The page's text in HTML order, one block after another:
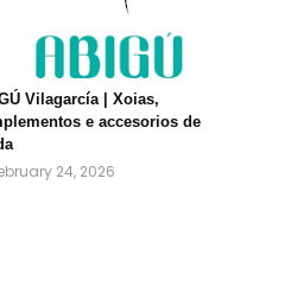
Vilagarcía | Xoias,
e accesorios de
24, 2026